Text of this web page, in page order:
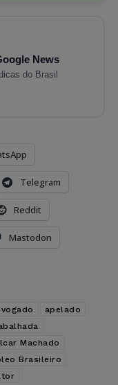
News
do Brasil
Telegram
Reddit
Mastodon
apelado
Machado
Brasileiro